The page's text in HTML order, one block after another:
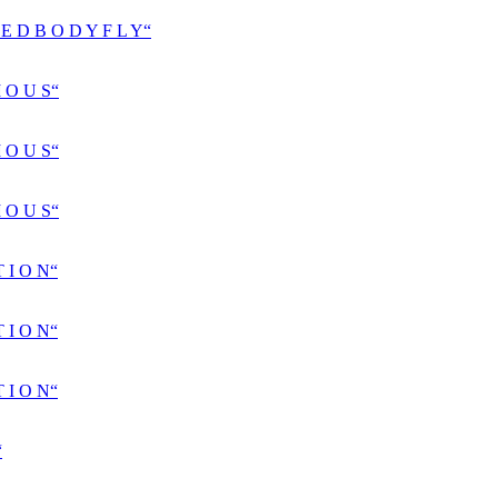
D B O D Y F L Y“
U S“
U S“
U S“
I O N“
I O N“
I O N“